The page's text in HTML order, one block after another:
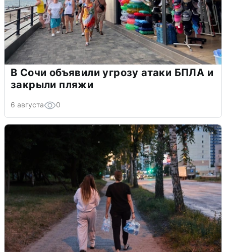
В Сочи объявили угрозу атаки БПЛА и
закрыли пляжи
6 августа 0